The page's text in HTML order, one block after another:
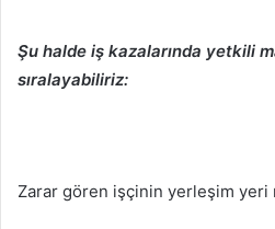
Şu halde iş kazalarında yetkili
sıralayabiliriz:
Zarar gören işçinin yerleşim yeri